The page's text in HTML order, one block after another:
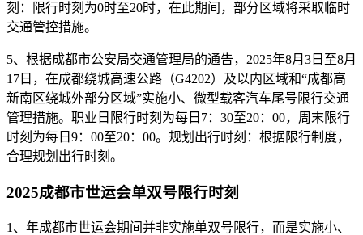
刻：限行时刻为0时至20时，在此期间，部分区域将采取临时
交通管控措施。
5、根据成都市公安局交通管理局的通告，2025年8月3日至8月
17日，在成都绕城高速公路（G4202）及以内区域和“成都高
新南区绕城外部分区域”实施小、微型载客汽车尾号限行交通
管理措施。职业日限行时刻为每日7：30至20：00，周末限行
时刻为每日9：00至20：00。规划出行时刻：根据限行制度，
合理规划出行时刻。
2025成都市世运会单双号限行时刻
1、年成都市世运会期间并非实施单双号限行，而是实施小、